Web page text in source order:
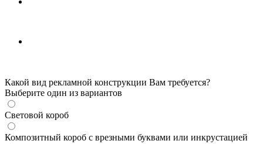
Какой вид рекламной конструкции Вам требуется?
Выберите один из вариантов
Световой короб
Композитный короб с врезными буквами или инкрустацией